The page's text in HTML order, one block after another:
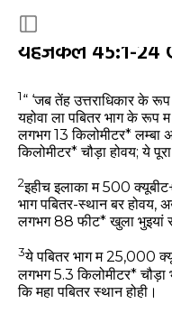
यहेजकेल 45:1-24
1“ ‘जब तेंह उत्तराधिकार के
यहोवा ला पबितर भाग के
लगभग 13 किलोमीटर*
किलोमीटर* चौड़ा होवय; ये
2इहीच इलाका म 500
भाग पबितर-स्थान बर होवय,
लगभग 88 फीट* खुला भुइयां
3ये पबितर भाग म 25,000
लगभग 5.3 किलोमीटर* चौड़ा
कि महा पबितर स्थान होही।